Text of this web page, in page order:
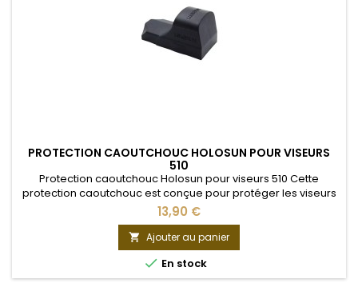
PROTECTION CAOUTCHOUC HOLOSUN POUR VISEURS
510
Protection caoutchouc Holosun pour viseurs 510 Cette
protection caoutchouc est conçue pour protéger les viseurs
Holosun 510. Pour découvrir nos offres spéciales et conditions
avantageuses, n'hésitez pas à nous contacter. Nous serons
ravis de vous renseigner.Armurerie : 07 83 40 98 56
13,90 €
 Ajouter au panier
 En stock